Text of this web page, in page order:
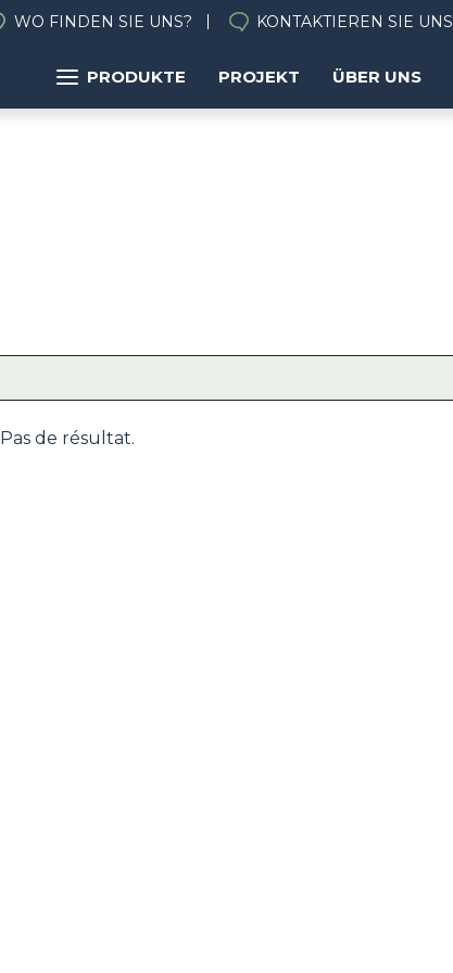
WO FINDEN SIE UNS? KONTAKTIEREN SIE UNS
PRODUKTE PROJEKT ÜBER UNS
Pas de résultat.